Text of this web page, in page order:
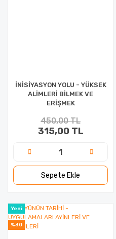
İNİSİYASYON YOLU - YÜKSEK
ALİMLERİ BİLMEK VE
ERİŞMEK
450,00 TL
315,00 TL
Sepete Ekle
%30
Yeni